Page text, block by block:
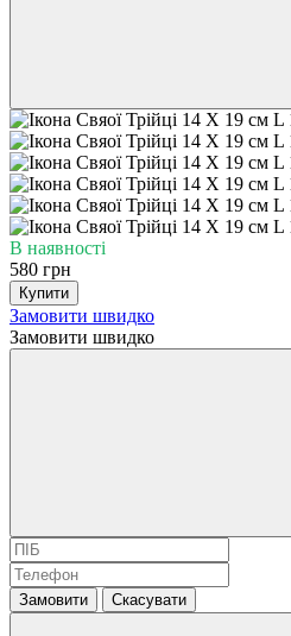
В наявності
580 грн
Купити
Замовити швидко
Замовити швидко
Замовити Скасувати